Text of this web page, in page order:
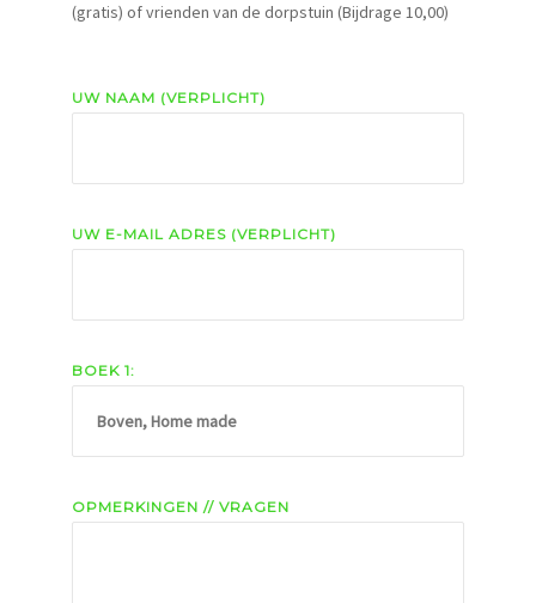
(gratis) of vrienden van de dorpstuin (Bijdrage 10,00)
UW NAAM (VERPLICHT)
UW E-MAIL ADRES (VERPLICHT)
BOEK 1:
OPMERKINGEN // VRAGEN